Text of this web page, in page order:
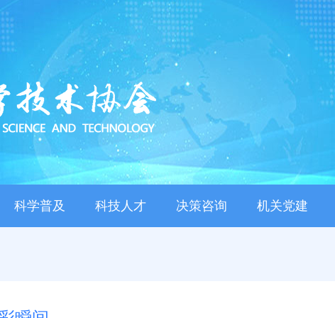
科学普及 科技人才 决策咨询 机关党建